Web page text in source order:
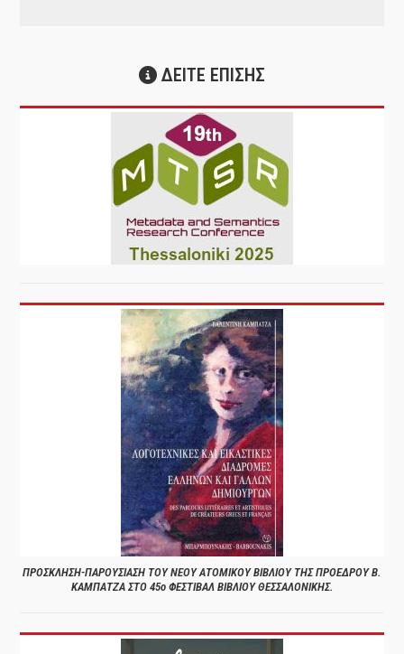
ΔΕΙΤΕ ΕΠΙΣΗΣ
ΠΡΟΣΚΛΗΣΗ-ΠΑΡΟΥΣΙΑΣΗ ΤΟΥ ΝΕΟΥ ΑΤΟΜΙΚΟΥ ΒΙΒΛΙΟΥ ΤΗΣ ΠΡΟΕΔΡΟΥ Β.
ΚΑΜΠΑΤΖΑ ΣΤΟ 45ο ΦΕΣΤΙΒΑΛ ΒΙΒΛΙΟΥ ΘΕΣΣΑΛΟΝΙΚΗΣ.